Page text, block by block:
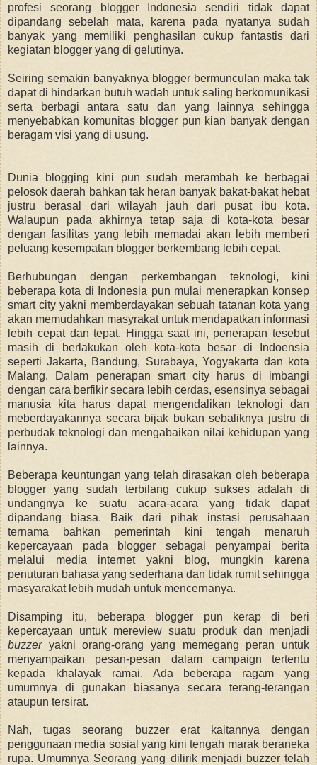
profesi seorang blogger Indonesia sendiri tidak dapat
dipandang sebelah mata, karena pada nyatanya sudah
banyak yang memiliki penghasilan cukup fantastis dari
kegiatan blogger yang di gelutinya.
Seiring semakin banyaknya blogger bermunculan maka tak
dapat di hindarkan butuh wadah untuk saling berkomunikasi
serta berbagi antara satu dan yang lainnya sehingga
menyebabkan komunitas blogger pun kian banyak dengan
beragam visi yang di usung.
Dunia blogging kini pun sudah merambah ke berbagai
pelosok daerah bahkan tak heran banyak bakat-bakat hebat
justru berasal dari wilayah jauh dari pusat ibu kota.
Walaupun pada akhirnya tetap saja di kota-kota besar
dengan fasilitas yang lebih memadai akan lebih memberi
peluang kesempatan blogger berkembang lebih cepat.
Berhubungan dengan perkembangan teknologi, kini
beberapa kota di Indonesia pun mulai menerapkan konsep
smart city yakni memberdayakan sebuah tatanan kota yang
akan memudahkan masyrakat untuk mendapatkan informasi
lebih cepat dan tepat. Hingga saat ini, penerapan tesebut
masih di berlakukan oleh kota-kota besar di Indoensia
seperti Jakarta, Bandung, Surabaya, Yogyakarta dan kota
Malang. Dalam penerapan smart city harus di imbangi
dengan cara berfikir secara lebih cerdas, esensinya sebagai
manusia kita harus dapat mengendalikan teknologi dan
meberdayakannya secara bijak bukan sebaliknya justru di
perbudak teknologi dan mengabaikan nilai kehidupan yang
lainnya.
Beberapa keuntungan yang telah dirasakan oleh beberapa
blogger yang sudah terbilang cukup sukses adalah di
undangnya ke suatu acara-acara yang tidak dapat
dipandang biasa. Baik dari pihak instasi perusahaan
ternama bahkan pemerintah kini tengah menaruh
kepercayaan pada blogger sebagai penyampai berita
melalui media internet yakni blog, mungkin karena
penuturan bahasa yang sederhana dan tidak rumit sehingga
masyarakat lebih mudah untuk mencernanya.
Disamping itu, beberapa blogger pun kerap di beri
kepercayaan untuk mereview suatu produk dan menjadi
buzzeryakni orang-orang yang memegang peran untuk
menyampaikan pesan-pesan dalam campaign tertentu
kepada khalayak ramai. Ada beberapa ragam yang
umumnya di gunakan biasanya secara terang-terangan
ataupun tersirat.
Nah, tugas seorang buzzer erat kaitannya dengan
penggunaan media sosial yang kini tengah marak beraneka
rupa. Umumnya Seorang yang dilirik menjadi buzzer telah